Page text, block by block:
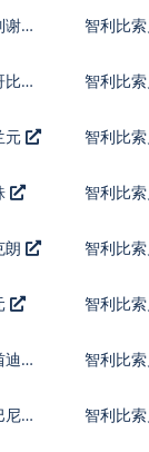
克
智利比
索 智利比
元 智利比
智利比
朗 智利比
智利比
拉
智利比
亚
智利比